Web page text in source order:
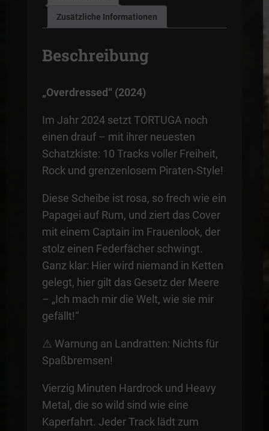
Zusätzliche Informationen
Beschreibung
„Overdressed“ (2024)
Im Jahr 2024 setzt TORTUGA noch
einen drauf – mit ihrer neuesten
Schatzkiste: 10 Tracks voller Freiheit,
Rock und grenzenlosem Piraten-Style!
Diese Scheibe ist rosa, so frech wie ein
Papagei auf Rum, und ziert das Cover
mit einem Captain im Frauenlook, der
stolz einen Federfächer schwingt.
Ganz klar: Hier wird niemand in Ketten
gelegt, hier gilt das Gesetz der Meere
– „Ich mach mir die Welt, wie sie mir
gefällt!“
⚠️ Warnung an Landratten: Nichts für
Spaßbremsen!
Vierzig Minuten Hardrock und Heavy
Metal, die so wild sind wie eine
Kaperfahrt. Jeder Track lädt zum